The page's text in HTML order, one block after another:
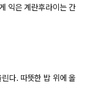
익은 계란후라이는 간
다. 따뜻한 밥 위에 올